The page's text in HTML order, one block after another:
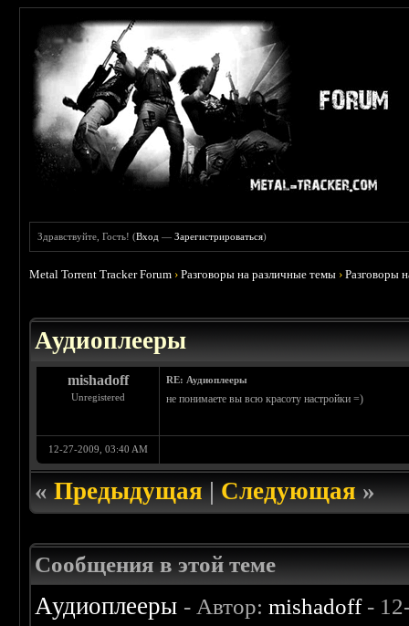
Здравствуйте, Гость! (Вход —Зарегистрироваться)
Metal Torrent Tracker Forum ›Разговоры на различные темы ›Разговоры
Аудиоплееры
mishadoff
Unregistered
RE: Аудиоплееры
не понимаете вы всю красоту настройки =)
12-27-2009, 03:40 AM
«Предыдущая|Следующая»
Сообщения в этой теме
Аудиоплееры - Автор:mishadoff-